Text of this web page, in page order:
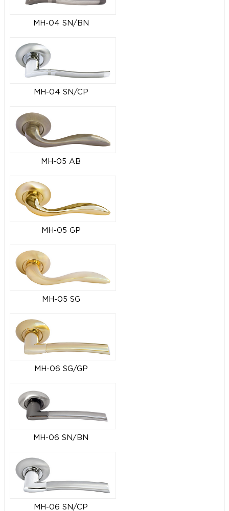
MH-04 SN/BN
MH-04 SN/CP
MH-05 AB
MH-05 GP
MH-05 SG
MH-06 SG/GP
MH-06 SN/BN
MH-06 SN/CP